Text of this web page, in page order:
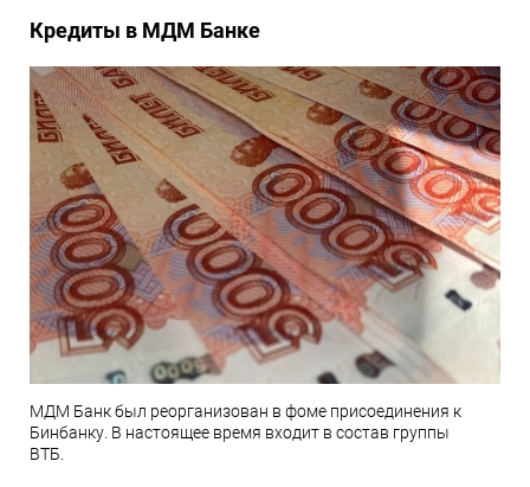
Кредиты в МДМ Банке
МДМ Банк был реорганизован в фоме присоединения к
Бинбанку. В настоящее время входит в состав группы
ВТБ.